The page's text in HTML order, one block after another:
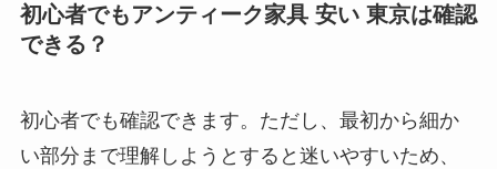
初心者でもアンティーク家具 安い 東京は確認
できる？
初心者でも確認できます。ただし、最初から細か
い部分まで理解しようとすると迷いやすいため、